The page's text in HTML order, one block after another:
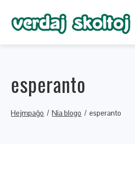
esperanto
Hejmpaĝo Nia blogo esperanto